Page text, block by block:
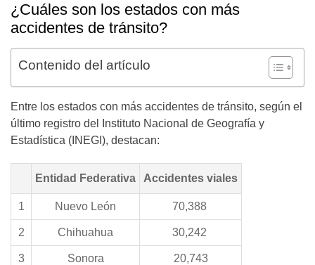
¿Cuáles son los estados con más
accidentes de tránsito?
Contenido del artículo
Entre los estados con más accidentes de tránsito, según el
último registro del Instituto Nacional de Geografía y
Estadística (INEGI), destacan:
Entidad Federativa Accidentes viales
1 Nuevo León 70,388
2 Chihuahua 30,242
3 Sonora 20,743